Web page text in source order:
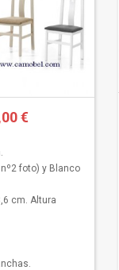
€
foto) y Blanco
cm. Altura